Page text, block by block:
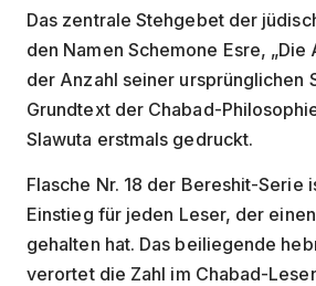
Das zentrale Stehgebet der
den Namen Schemone Esre, „Die
der Anzahl seiner ursprünglichen
Grundtext der Chabad-
Slawuta erstmals gedruckt.
Flasche Nr. 18 der Bereshit-Serie
Einstieg für jeden Leser, der
gehalten hat. Das beiliegende
verortet die Zahl im Chabad-